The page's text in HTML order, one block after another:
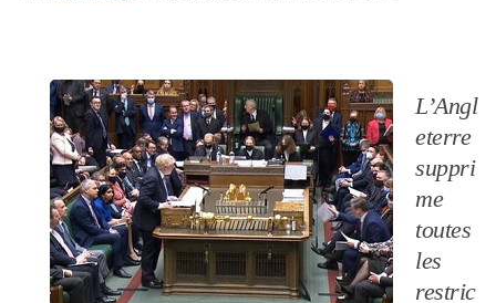
L’Angl
eterre
suppri
me
toutes
les
restric